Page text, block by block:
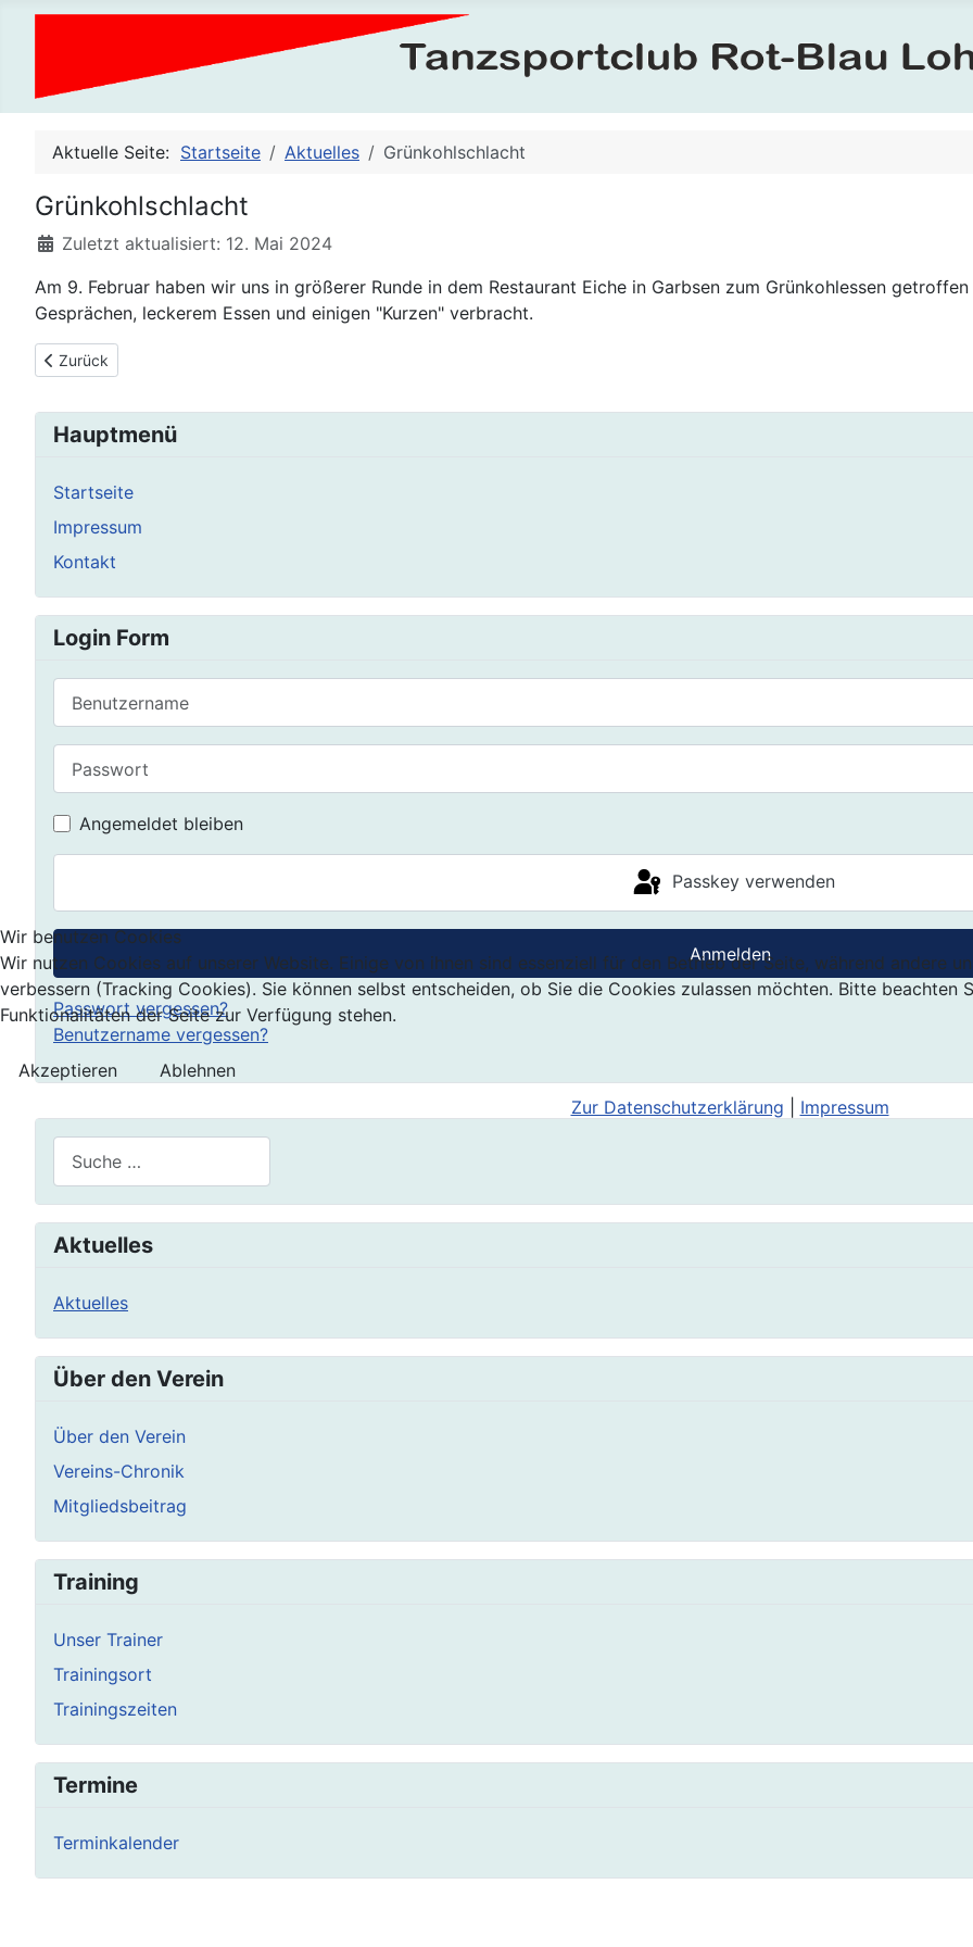
Aktuelles
Aktuelles
Über den Verein
Über den Verein
Vereins-Chronik
Mitgliedsbeitrag
Training
Unser Trainer
Trainingsort
Trainingszeiten
Termine
Terminkalender
Aktuelle Seite: Startseite Aktuelles Grünkohlschlacht
Grünkohlschlacht
DetailsZuletzt aktualisiert: 12. Mai 2024
Am 9. Februar haben wir uns in größerer Runde in dem Restaurant Eiche in Garbsen zum Grünkohlessen
Gesprächen, leckerem Essen und einigen "Kurzen" verbracht.
Vorheriger Beitrag: Sommerfest ´24
Zurück
Hauptmenü
Startseite
Impressum
Kontakt
Login Form
Angemeldet bleiben
Passkey verwenden
Anmelden
Passwort vergessen?
Benutzername vergessen?
Wir benutzen Cookies
Wir nutzen Cookies auf unserer Website. Einige von ihnen sind essenziell für den Betrieb der Seite, während andere
verbessern (Tracking Cookies). Sie können selbst entscheiden, ob Sie die Cookies zulassen möchten. Bitte
Funktionalitäten der Seite zur Verfügung stehen.
Akzeptieren
Ablehnen
Zur Datenschutzerklärung
Impressum